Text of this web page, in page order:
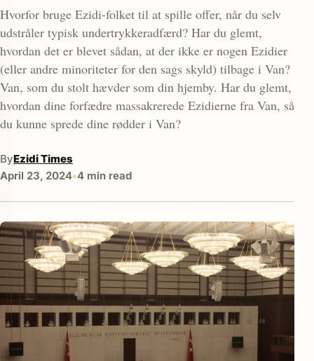
Hvorfor bruge Ezidi-folket til at spille offer, når du selv
udstråler typisk undertrykkeradfærd? Har du glemt,
hvordan det er blevet sådan, at der ikke er nogen Ezidier
(eller andre minoriteter for den sags skyld) tilbage i Van?
Van, som du stolt hævder som din hjemby. Har du glemt,
hvordan dine forfædre massakrerede Ezidierne fra Van, så
du kunne sprede dine rødder i Van?
ByEzidi Times
April 23, 2024•4 min read